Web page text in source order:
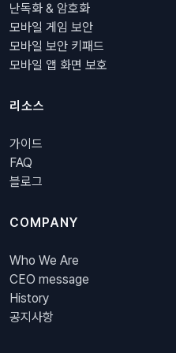
난독화 & 암호화
모바일 게임 보안
모바일 보안 키패드
모바일 앱 화면 보호
리소스
가이드
FAQ
블로그
COMPANY
Who We Are
CEO message
History
공지사항